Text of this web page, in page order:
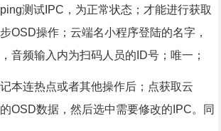
测试IPC，为正常状态；才能进行获取
OSD操作；云端名小程序登陆的名字，
音频输入内为扫码人员的ID号；唯一；
本连热点或者其他操作后；点获取云
OSD数据，然后选中需要修改的IPC。同